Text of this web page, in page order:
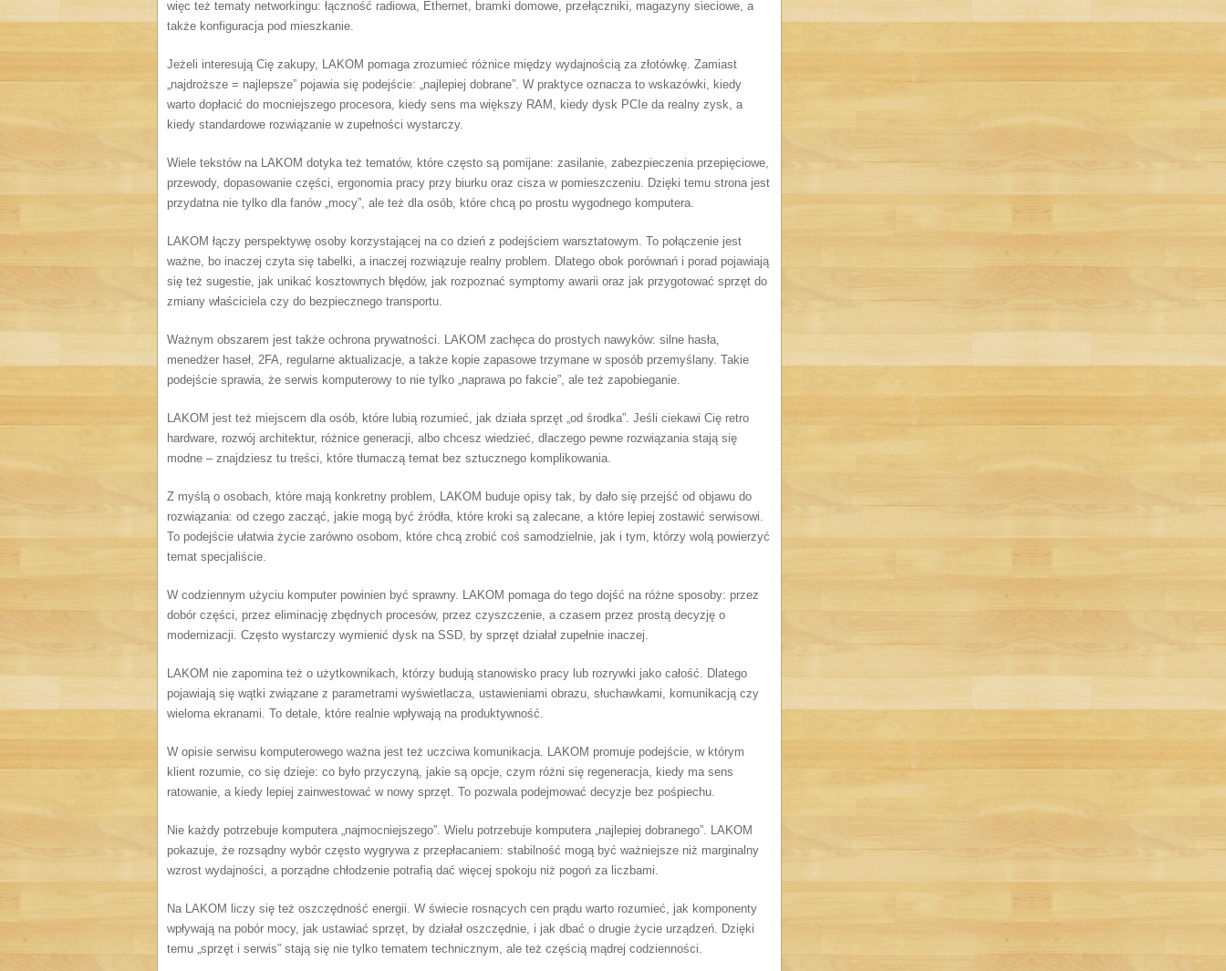
więc też tematy networkingu: łączność radiowa, Ethernet, bramki domowe, przełączniki, magazyny sieciowe, a
także konfiguracja pod mieszkanie.
Jeżeli interesują Cię zakupy, LAKOM pomaga zrozumieć różnice między wydajnością za złotówkę. Zamiast
„najdroższe = najlepsze” pojawia się podejście: „najlepiej dobrane”. W praktyce oznacza to wskazówki, kiedy
warto dopłacić do mocniejszego procesora, kiedy sens ma większy RAM, kiedy dysk PCIe da realny zysk, a
kiedy standardowe rozwiązanie w zupełności wystarczy.
Wiele tekstów na LAKOM dotyka też tematów, które często są pomijane: zasilanie, zabezpieczenia przepięciowe,
przewody, dopasowanie części, ergonomia pracy przy biurku oraz cisza w pomieszczeniu. Dzięki temu strona jest
przydatna nie tylko dla fanów „mocy”, ale też dla osób, które chcą po prostu wygodnego komputera.
LAKOM łączy perspektywę osoby korzystającej na co dzień z podejściem warsztatowym. To połączenie jest
ważne, bo inaczej czyta się tabelki, a inaczej rozwiązuje realny problem. Dlatego obok porównań i porad pojawiają
się też sugestie, jak unikać kosztownych błędów, jak rozpoznać symptomy awarii oraz jak przygotować sprzęt do
zmiany właściciela czy do bezpiecznego transportu.
Ważnym obszarem jest także ochrona prywatności. LAKOM zachęca do prostych nawyków: silne hasła,
menedżer haseł, 2FA, regularne aktualizacje, a także kopie zapasowe trzymane w sposób przemyślany. Takie
podejście sprawia, że serwis komputerowy to nie tylko „naprawa po fakcie”, ale też zapobieganie.
LAKOM jest też miejscem dla osób, które lubią rozumieć, jak działa sprzęt „od środka”. Jeśli ciekawi Cię retro
hardware, rozwój architektur, różnice generacji, albo chcesz wiedzieć, dlaczego pewne rozwiązania stają się
modne – znajdziesz tu treści, które tłumaczą temat bez sztucznego komplikowania.
Z myślą o osobach, które mają konkretny problem, LAKOM buduje opisy tak, by dało się przejść od objawu do
rozwiązania: od czego zacząć, jakie mogą być źródła, które kroki są zalecane, a które lepiej zostawić serwisowi.
To podejście ułatwia życie zarówno osobom, które chcą zrobić coś samodzielnie, jak i tym, którzy wolą powierzyć
temat specjaliście.
W codziennym użyciu komputer powinien być sprawny. LAKOM pomaga do tego dojść na różne sposoby: przez
dobór części, przez eliminację zbędnych procesów, przez czyszczenie, a czasem przez prostą decyzję o
modernizacji. Często wystarczy wymienić dysk na SSD, by sprzęt działał zupełnie inaczej.
LAKOM nie zapomina też o użytkownikach, którzy budują stanowisko pracy lub rozrywki jako całość. Dlatego
pojawiają się wątki związane z parametrami wyświetlacza, ustawieniami obrazu, słuchawkami, komunikacją czy
wieloma ekranami. To detale, które realnie wpływają na produktywność.
W opisie serwisu komputerowego ważna jest też uczciwa komunikacja. LAKOM promuje podejście, w którym
klient rozumie, co się dzieje: co było przyczyną, jakie są opcje, czym różni się regeneracja, kiedy ma sens
ratowanie, a kiedy lepiej zainwestować w nowy sprzęt. To pozwala podejmować decyzje bez pośpiechu.
Nie każdy potrzebuje komputera „najmocniejszego”. Wielu potrzebuje komputera „najlepiej dobranego”. LAKOM
pokazuje, że rozsądny wybór często wygrywa z przepłacaniem: stabilność mogą być ważniejsze niż marginalny
wzrost wydajności, a porządne chłodzenie potrafią dać więcej spokoju niż pogoń za liczbami.
Na LAKOM liczy się też oszczędność energii. W świecie rosnących cen prądu warto rozumieć, jak komponenty
wpływają na pobór mocy, jak ustawiać sprzęt, by działał oszczędnie, i jak dbać o drugie życie urządzeń. Dzięki
temu „sprzęt i serwis” stają się nie tylko tematem technicznym, ale też częścią mądrej codzienności.